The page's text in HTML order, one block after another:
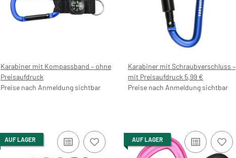
Karabiner mit Kompassband – ohne
Preisaufdruck
Preise nach Anmeldung sichtbar
Karabiner mit Schraubverschluss –
mit Preisaufdruck 5,99 €
Preise nach Anmeldung sichtbar
AUF LAGER AUF LAGER